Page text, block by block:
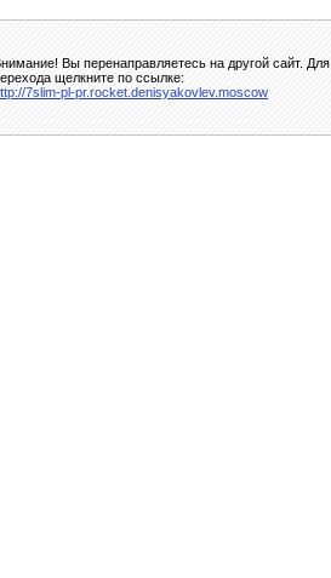
Вы перенаправляетесь на другой сайт. Для
щелкните по ссылке:
7slim-pl-pr.rocket.denisyakovlev.moscow